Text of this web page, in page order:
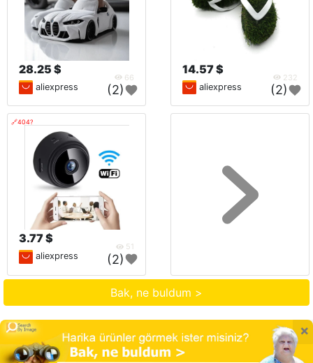
28.25 $
66
aliexpress (2)
14.57 $
232
aliexpress (2)
🔗404?
3.77 $
51
aliexpress (2)
Bak, ne buldum >
×